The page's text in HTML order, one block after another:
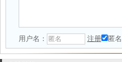
用户名： 注册 匿名